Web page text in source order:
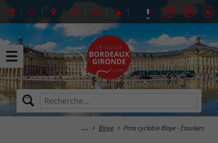
Blaye Piste cyclable Blaye - Etauliers